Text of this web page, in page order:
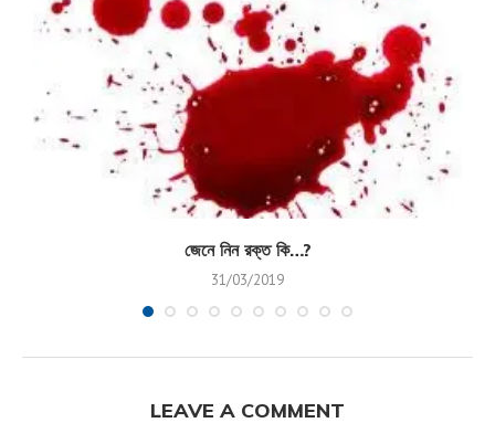
জেনে নিন রক্ত কি…?
31/03/2019
LEAVE A COMMENT